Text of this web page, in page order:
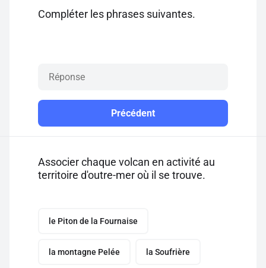
Compléter les phrases suivantes.
Précédent
Associer chaque volcan en activité au
territoire d'outre-mer où il se trouve.
le Piton de la Fournaise
la montagne Pelée la Soufrière